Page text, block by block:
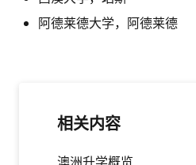
阿德莱德大学，阿德莱德
相关内容
澳洲升学概览